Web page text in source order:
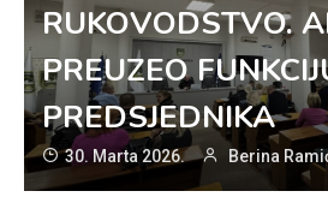
RUKOVODSTVO.
PREUZEO
PREDSJEDNIKA
30. Marta 2026. Berina